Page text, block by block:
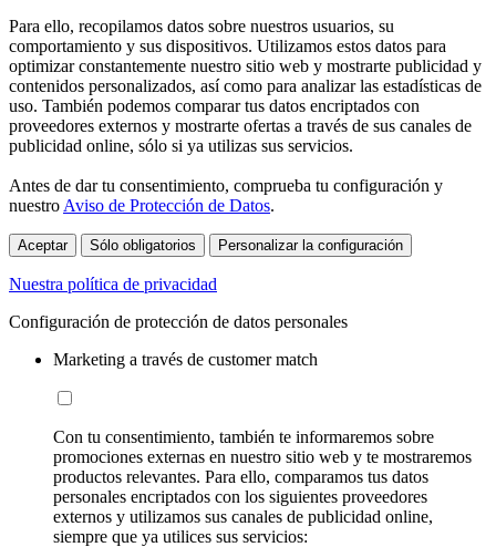
Para ello, recopilamos datos sobre nuestros usuarios, su
comportamiento y sus dispositivos. Utilizamos estos datos para
optimizar constantemente nuestro sitio web y mostrarte publicidad y
contenidos personalizados, así como para analizar las estadísticas de
uso. También podemos comparar tus datos encriptados con
proveedores externos y mostrarte ofertas a través de sus canales de
publicidad online, sólo si ya utilizas sus servicios.
Antes de dar tu consentimiento, comprueba tu configuración y
nuestro Aviso de Protección de Datos.
Aceptar Sólo obligatorios Personalizar la configuración
Nuestra política de privacidad
Configuración de protección de datos personales
Marketing a través de customer match
Con tu consentimiento, también te informaremos sobre
promociones externas en nuestro sitio web y te mostraremos
productos relevantes. Para ello, comparamos tus datos
personales encriptados con los siguientes proveedores
externos y utilizamos sus canales de publicidad online,
siempre que ya utilices sus servicios: